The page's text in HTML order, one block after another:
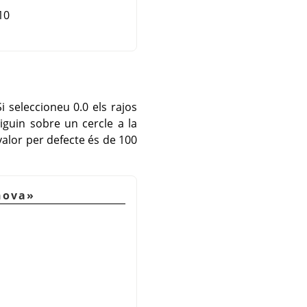
0.0 els rajos
sobre un cercle a la
per defecte és de 100
»